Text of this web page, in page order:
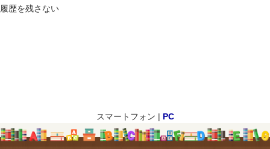
履歴を残さない
スマートフォン | PC